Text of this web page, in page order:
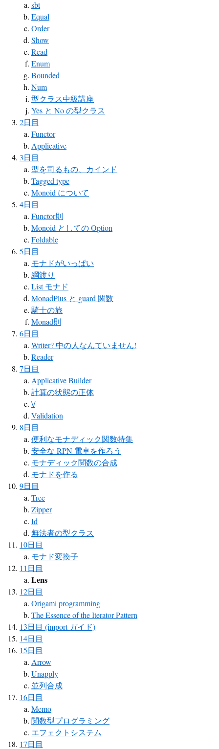
sbt
Equal
Order
Show
Read
Enum
Bounded
Num
型クラス中級講座
Yes と No の型クラス
2日目
Functor
Applicative
3日目
型を司るもの、カインド
Tagged type
Monoid について
4日目
Functor則
Monoid としての Option
Foldable
5日目
モナドがいっぱい
綱渡り
List モナド
MonadPlus と guard 関数
騎士の旅
Monad則
6日目
Writer? 中の人なんていません!
Reader
7日目
Applicative Builder
計算の状態の正体
\/
Validation
8日目
便利なモナディック関数特集
安全な RPN 電卓を作ろう
モナディック関数の合成
モナドを作る
9日目
Tree
Zipper
Id
無法者の型クラス
10日目
モナド変換子
11日目
Lens
12日目
Origami programming
The Essence of the Iterator Pattern
13日目 (import ガイド)
14日目
15日目
Arrow
Unapply
並列合成
16日目
Memo
関数型プログラミング
エフェクトシステム
17日目